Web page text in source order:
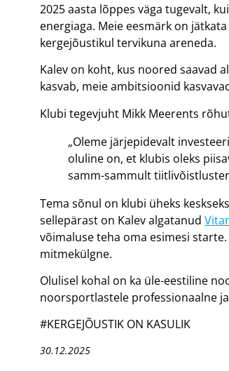
2025 aasta lõppes väga tugevalt, kui
energiaga. Meie eesmärk on
kergejõustikul tervikuna areneda.
Kalev on koht, kus noored saavad
kasvab, meie ambitsioonid
Klubi tegevjuht Mikk Meerents
„Oleme järjepidevalt
oluline on, et klubis oleks
samm-sammult
Tema sõnul on klubi üheks
sellepärast on Kalev algatanud
võimaluse teha oma esimesi
mitmekülgne.
Olulisel kohal on ka üle-eestiline
noorsportlastele professionaalne
#KERGEJÕUSTIK ON KASULIK
30.12.2025